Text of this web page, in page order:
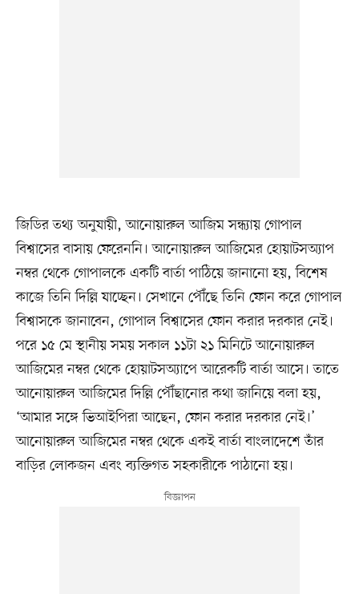
জিডির তথ্য অনুযায়ী, আনোয়ারুল আজিম সন্ধ্যায় গোপাল
বিশ্বাসের বাসায় ফেরেননি। আনোয়ারুল আজিমের হোয়াটসঅ্যাপ
নম্বর থেকে গোপালকে একটি বার্তা পাঠিয়ে জানানো হয়, বিশেষ
কাজে তিনি দিল্লি যাচ্ছেন। সেখানে পৌঁছে তিনি ফোন করে গোপাল
বিশ্বাসকে জানাবেন, গোপাল বিশ্বাসের ফোন করার দরকার নেই।
পরে ১৫ মে স্থানীয় সময় সকাল ১১টা ২১ মিনিটে আনোয়ারুল
আজিমের নম্বর থেকে হোয়াটসঅ্যাপে আরেকটি বার্তা আসে। তাতে
আনোয়ারুল আজিমের দিল্লি পৌঁছানোর কথা জানিয়ে বলা হয়,
‘আমার সঙ্গে ভিআইপিরা আছেন, ফোন করার দরকার নেই।’
আনোয়ারুল আজিমের নম্বর থেকে একই বার্তা বাংলাদেশে তাঁর
বাড়ির লোকজন এবং ব্যক্তিগত সহকারীকে পাঠানো হয়।